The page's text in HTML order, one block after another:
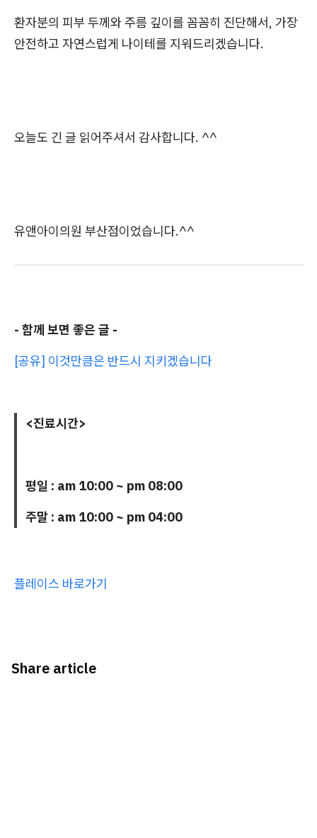
환자분의 피부 두께와 주름 깊이를 꼼꼼히 진단해서, 가장
안전하고 자연스럽게 나이테를 지워드리겠습니다.
오늘도 긴 글 읽어주셔서 감사합니다. ^^
유앤아이의원 부산점이었습니다.^^
- 함께 보면 좋은 글 -
[공유] 이것만큼은 반드시 지키겠습니다
<진료시간>
평일 : am 10:00 ~ pm 08:00
주말 : am 10:00 ~ pm 04:00
플레이스 바로가기
Share article